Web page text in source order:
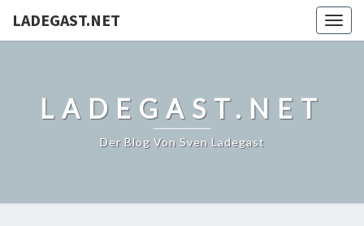
LADEGAST.NET
LADEGAST.NET
Der Blog Von Sven Ladegast